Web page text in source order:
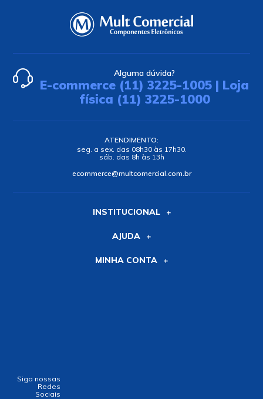
Alguma dúvida?
E-commerce (11) 3225-1005 | Loja
física (11) 3225-1000
ATENDIMENTO:
seg. a sex. das 08h30 às 17h30.
sáb. das 8h às 13h
ecommerce@multcomercial.com.br
INSTITUCIONAL
AJUDA
MINHA CONTA
Siga nossas
Redes
Sociais